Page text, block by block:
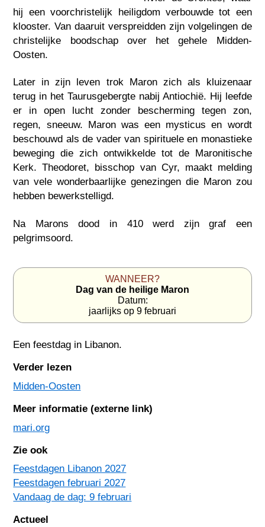
hij een voorchristelijk heiligdom verbouwde tot een
klooster. Van daaruit verspreidden zijn volgelingen de
christelijke boodschap over het gehele Midden-
Oosten.
Later in zijn leven trok Maron zich als kluizenaar
terug in het Taurusgebergte nabij Antiochië. Hij leefde
er in open lucht zonder bescherming tegen zon,
regen, sneeuw. Maron was een mysticus en wordt
beschouwd als de vader van spirituele en monastieke
beweging die zich ontwikkelde tot de Maronitische
Kerk. Theodoret, bisschop van Cyr, maakt melding
van vele wonderbaarlijke genezingen die Maron zou
hebben bewerkstelligd.
Na Marons dood in 410 werd zijn graf een
pelgrimsoord.
WANNEER?
Dag van de heilige Maron
Datum:
jaarlijks op 9 februari
Een feestdag in Libanon.
Verder lezen
Midden-Oosten
Meer informatie (externe link)
mari.org
Zie ook
Feestdagen Libanon 2027
Feestdagen februari 2027
Vandaag de dag: 9 februari
Actueel